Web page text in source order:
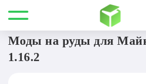
Все для Minecraft Руды
Моды на руды для
1.16.2